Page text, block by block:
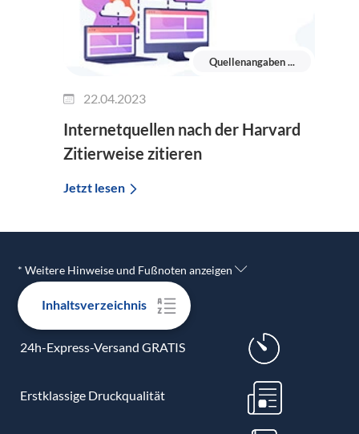
Inhaltsverzeichnis
Quellenangaben ...
22.04.2023
Internetquellen nach der Harvard
Zitierweise zitieren
Jetzt lesen
* Weitere Hinweise und Fußnoten anzeigen
24h-Express-Versand GRATIS
Erstklassige Druckqualität